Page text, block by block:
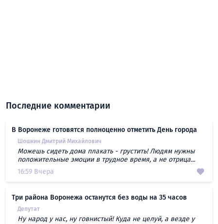
Последние комментарии
В Воронеже готовятся полноценно отметить День города
Шошкин Дмитрий Михайлович
Можешь сидеть дома плакать - грустить! Людям нужны
положительные эмоции в трудное время, а не отрица...
16:59 Вчера
Три района Воронежа останутся без воды на 35 часов
Депутат
Ну народ у нас, ну говнистый! Куда не целуй, а везде у